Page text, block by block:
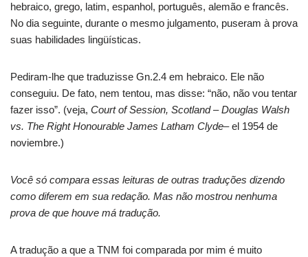
hebraico, grego, latim, espanhol, português, alemão e francês.
No dia seguinte, durante o mesmo julgamento, puseram à prova
suas habilidades lingüísticas.
Pediram-lhe que traduzisse Gn.2.4 em hebraico. Ele não
conseguiu. De fato, nem tentou, mas disse: “não, não vou tentar
fazer isso”. (veja, Court of Session, Scotland – Douglas Walsh
vs. The Right Honourable James Latham Clyde– el 1954 de
noviembre.)
Você só compara essas leituras de outras traduções dizendo
como diferem em sua redação. Mas não mostrou nenhuma
prova de que houve má tradução.
A tradução a que a TNM foi comparada por mim é muito